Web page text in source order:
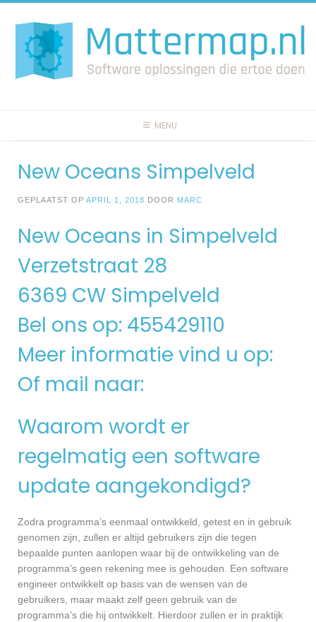
naar
inhoud
MENU
New Oceans Simpelveld
GEPLAATST OP APRIL 1, 2018 DOOR MARC
New Oceans in Simpelveld
Verzetstraat 28
6369 CW Simpelveld
Bel ons op: 455429110
Meer informatie vind u op:
Of mail naar:
Waarom wordt er
regelmatig een software
update aangekondigd?
Zodra programma’s eenmaal ontwikkeld, getest en in gebruik
genomen zijn, zullen er altijd gebruikers zijn die tegen
bepaalde punten aanlopen waar bij de ontwikkeling van de
programma’s geen rekening mee is gehouden. Een software
engineer ontwikkelt op basis van de wensen van de
gebruikers, maar maakt zelf geen gebruik van de
programma’s die hij ontwikkelt. Hierdoor zullen er in praktijk